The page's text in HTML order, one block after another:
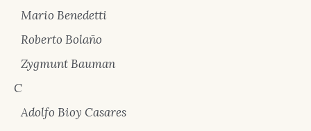
Mario Benedetti
Roberto Bolaño
Zygmunt Bauman
C
Adolfo Bioy Casares